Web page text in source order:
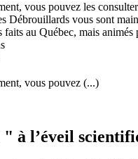
vous pouvez les
Débrouillards vous sont
au Québec, mais
vous pouvez (...)
à l’éveil